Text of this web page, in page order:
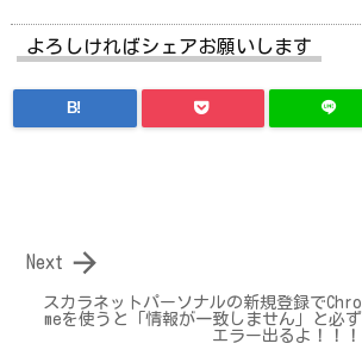
よろしければシェアお願いします
B!
スカラネットパーソナルの新規登録でChro
meを使うと「情報が一致しません」と必ず
エラー出るよ！！！

Next